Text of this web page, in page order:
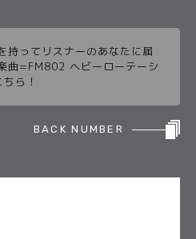
持ってリスナーのあなたに届
曲=FM802 ヘビーローテーシ
ら！
BACK NUMBER